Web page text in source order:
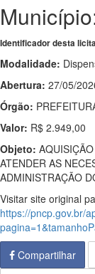
Identificador desta
Modalidade:
Abertura: 27/05/
Órgão:
Valor: R$ 2.949,00
Objeto:
ATENDER AS
ADMINISTRAÇÃO
Visitar site original
https://pncp.gov.br/
Compartilhar